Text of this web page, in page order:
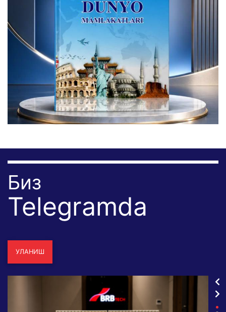
Биз
Telegramda
УЛАНИШ